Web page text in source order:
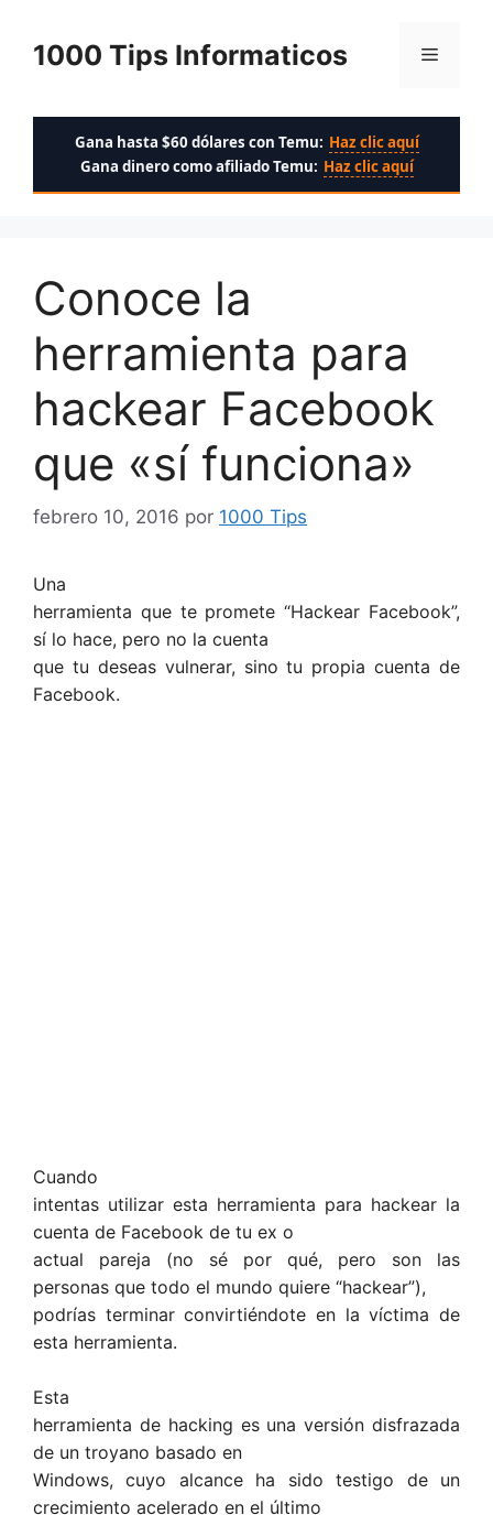
contenido
1000 Tips Informaticos Menú
Gana hasta $60 dólares con Temu: Haz clic aquí
Gana dinero como afiliado Temu: Haz clic aquí
Conoce la
herramienta para
hackear Facebook
que «sí funciona»
febrero 10, 2016 por 1000 Tips
Una
herramienta que te promete “Hackear Facebook”,
sí lo hace, pero no la cuenta
que tu deseas vulnerar, sino tu propia cuenta de
Facebook.
Cuando
intentas utilizar esta herramienta para hackear la
cuenta de Facebook de tu ex o
actual pareja (no sé por qué, pero son las
personas que todo el mundo quiere “hackear”),
podrías terminar convirtiéndote en la víctima de
esta herramienta.
Esta
herramienta de hacking es una versión disfrazada
de un troyano basado en
Windows, cuyo alcance ha sido testigo de un
crecimiento acelerado en el último